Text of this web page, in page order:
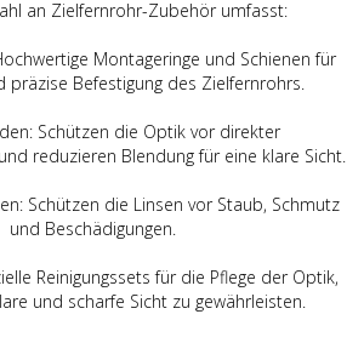
an Zielfernrohr-Zubehör umfasst:
Montageringe und Schienen für
präzise Befestigung des Zielfernrohrs.
Schützen die Optik vor direkter
reduzieren Blendung für eine klare Sicht.
Schützen die Linsen vor Staub, Schmutz
und Beschädigungen.
Reinigungssets für die Pflege der Optik,
und scharfe Sicht zu gewährleisten.